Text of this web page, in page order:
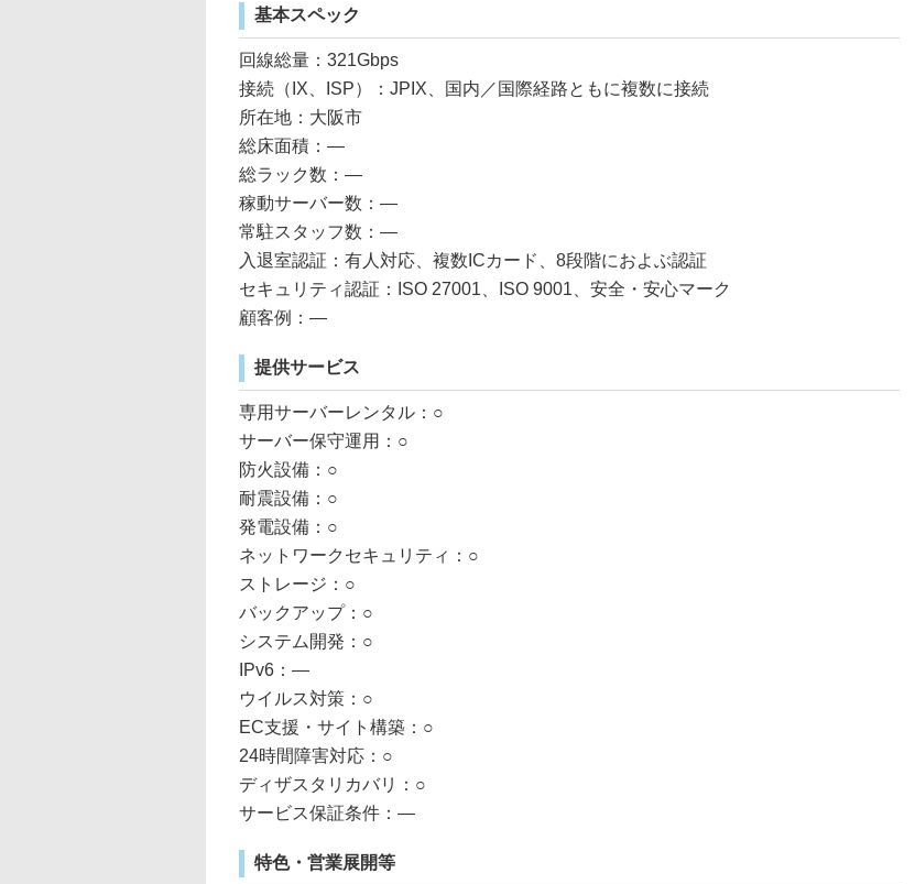
基本スペック
回線総量：321Gbps
接続（IX、ISP）：JPIX、国内／国際経路ともに複数に接続
所在地：大阪市
総床面積：―
総ラック数：―
稼動サーバー数：―
常駐スタッフ数：―
入退室認証：有人対応、複数ICカード、8段階におよぶ認証
セキュリティ認証：ISO 27001、ISO 9001、安全・安心マーク
顧客例：―
提供サービス
専用サーバーレンタル：○
サーバー保守運用：○
防火設備：○
耐震設備：○
発電設備：○
ネットワークセキュリティ：○
ストレージ：○
バックアップ：○
システム開発：○
IPv6：―
ウイルス対策：○
EC支援・サイト構築：○
24時間障害対応：○
ディザスタリカバリ：○
サービス保証条件：―
特色・営業展開等